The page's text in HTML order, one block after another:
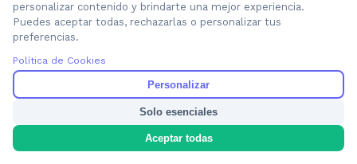
Información local que importa. Noticias de Ensenada, La
Plata y la provincia de Buenos Aires.
Nosotros
Cookies
personalizar contenido y brindarte una mejor experiencia.
Puedes aceptar todas, rechazarlas o personalizar tus
preferencias.
Política de Cookies
Personalizar
Solo esenciales
Aceptar todas